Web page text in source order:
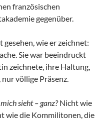
französischen
gegenüber.
wie er zeichnet:
Sie war beeindruckt
zeichnete, ihre Haltung,
völlige Präsenz.
sieht – ganz?Nicht wie
wie die Kommilitonen, die